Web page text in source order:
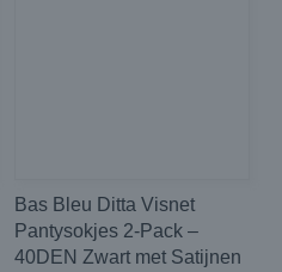
Bas Bleu Ditta Visnet
Pantysokjes 2-Pack –
40DEN Zwart met Satijnen